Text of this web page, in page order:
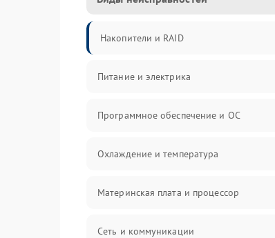
Накопители и RAID
Питание и электрика
Программное обеспечение и ОС
Охлаждение и температура
Материнская плата и процессор
Сеть и коммуникации